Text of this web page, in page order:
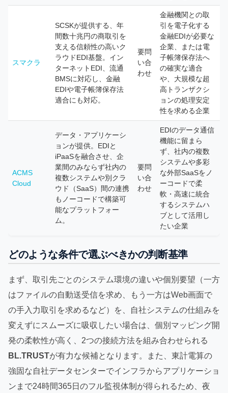
スマクラ
SCSKが提供する、年
間数十兆円の商取引を
支える信頼性の高いク
ラウドEDI基盤。イン
ターネットEDI、流通
BMSに対応し、金融
EDIや電子帳簿保存法
適合にも対応。
要問
い合
わせ
金融機関との取
引を電子化する
金融EDIが必要な
企業、または電
子帳簿保存法へ
の確実な適合
や、大規模な超
高トランザクシ
ョンの処理安定
性を求める企業
ACMS
Cloud
データ・アプリケーシ
ョンが提供。EDIと
iPaaSを融合させ、企
業間のみならず社内の
複数システムや別クラ
ウド（SaaS）間の連携
もノーコードで構築可
能なプラットフォー
ム。
要問
い合
わせ
EDIのデータ通信
機能に留まら
ず、社内の複数
システムや多彩
な外部SaaSをノ
ーコードで柔
軟・高速に統合
するシステムハ
ブとして活用し
たい企業
どのような条件で選ぶべきかの判断基準
まず、取引先ごとのシステム環境の違いや個別要望（一方
はファイルの自動送受信を求め、もう一方はWeb画面で
の手入力取引を求めるなど）を、自社システムの仕組みを
変えずにスムーズに吸収したい場合は、個別マッピング開
発の柔軟性が高く、2つの接続方法を組み合わせられる
BL.TRUSTが有力な候補となります。また、東計電算の
強固な自社データセンターでインフラからアプリケーショ
ンまで24時間365日のフル監視体制が得られるため、夜